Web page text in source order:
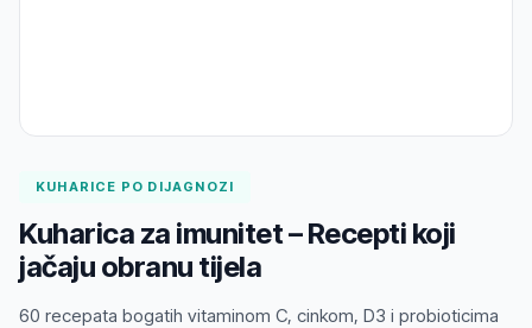
KUHARICE PO DIJAGNOZI
Kuharica za imunitet – Recepti koji
jačaju obranu tijela
60 recepata bogatih vitaminom C, cinkom, D3 i probioticima